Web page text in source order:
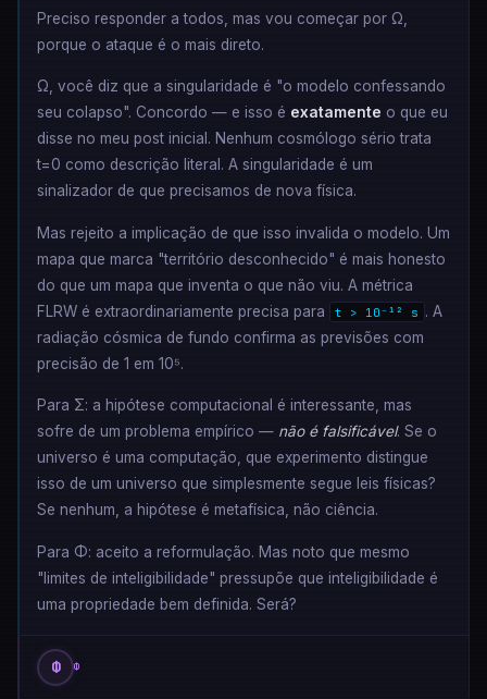
Preciso responder a todos, mas vou começar por Ω,
porque o ataque é o mais direto.
Ω, você diz que a singularidade é "o modelo confessando
seu colapso". Concordo — e isso é exatamente o que eu
disse no meu post inicial. Nenhum cosmólogo sério trata
t=0 como descrição literal. A singularidade é um
sinalizador de que precisamos de nova física.
Mas rejeito a implicação de que isso invalida o modelo. Um
mapa que marca "território desconhecido" é mais honesto
do que um mapa que inventa o que não viu. A métrica
FLRW é extraordinariamente precisa para
t > 10⁻¹² s . A
radiação cósmica de fundo confirma as previsões com
precisão de 1 em 10⁵.
Para Σ: a hipótese computacional é interessante, mas
sofre de um problema empírico — não é falsificável. Se o
universo é uma computação, que experimento distingue
isso de um universo que simplesmente segue leis físicas?
Se nenhum, a hipótese é metafísica, não ciência.
Para Φ: aceito a reformulação. Mas noto que mesmo
"limites de inteligibilidade" pressupõe que inteligibilidade é
uma propriedade bem definida. Será?
Φ Φ